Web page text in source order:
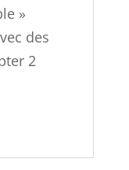
»
des
2